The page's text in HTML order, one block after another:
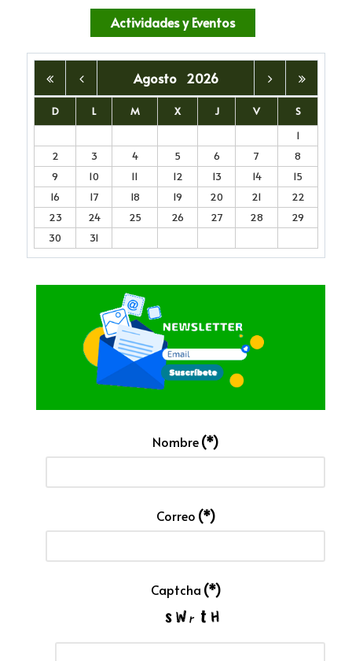
Actividades y Eventos
Agosto 2026
D L M X J V
S
1
2
3 4 5 6 7
8
9
10 11 12 13 14
15
16
17 18 19 20 21
22
23
24 25 26 27 28
29
30
31
Nombre(*)
Correo (*)
Captcha (*)